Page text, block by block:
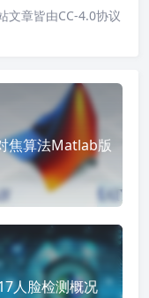
文章皆由CC-4.0协议
焦算法Matlab版
人脸检测概况